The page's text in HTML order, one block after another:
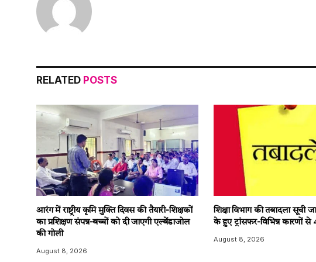
RELATED POSTS
आरंग में राष्ट्रीय कृमि मुक्ति दिवस की तैयारी-शिक्षकों
का प्रशिक्षण संपन्न-बच्चों को दी जाएगी एल्बेंडाजोल
की गोली
August 8, 2026
शिक्षा विभाग की तबादला सूची
के हुए ट्रांसफर-विभिन्न कारणों
August 8, 2026